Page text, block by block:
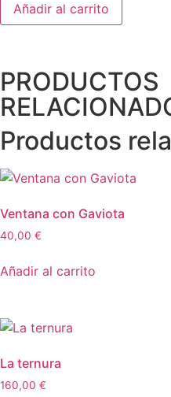
Añadir al carrito
PRODUCTOS
Productos
Ventana con Gaviota
40,00 €
Añadir al carrito
La ternura
160,00 €